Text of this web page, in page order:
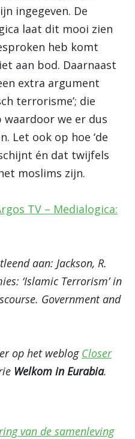
ingegeven. De
laat dit mooi zien
heb komt
aan bod. Daarnaast
extra argument
terrorisme’; die
we er dus
Let ook op hoe ‘de
én dat twijfels
moslims zijn.
TV – Medialogica:
aan: Jackson, R.
‘Islamic Terrorism’ in
Government and
op het weblog Closer
Welkom in Eurabia.
van de samenleving